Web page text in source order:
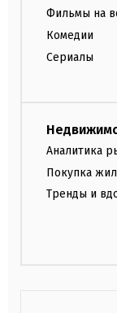
Фильмы на
Комедии
Сериалы
Аналитика
Покупка
Тренды и